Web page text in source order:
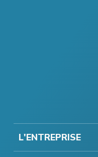
L'ENTREPRISE